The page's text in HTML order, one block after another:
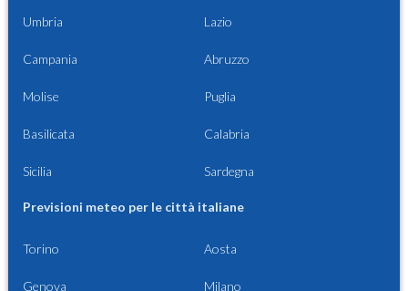
Umbria Lazio
Campania Abruzzo
Molise Puglia
Basilicata Calabria
Sicilia Sardegna
Previsioni meteo per le città italiane
Torino Aosta
Genova Milano